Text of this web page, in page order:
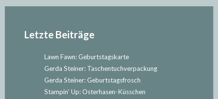
Letzte Beiträge
Lawn Fawn: Geburtstagskarte
Gerda Steiner: Taschentuchverpackung
Gerda Steiner: Geburtstagsfrosch
Stampin‘ Up: Osterhasen-Küsschen